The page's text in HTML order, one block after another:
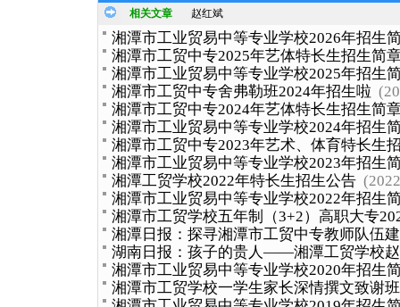
相关文章
赵红斌
湘潭市工业贸易中等专业学校2026年招生
湘潭市工贸中专2025年艺体特长生招生简
湘潭市工业贸易中等专业学校2025年招生
湘潭市工贸中专舍弗勒班2024年招生啦
湘潭市工贸中专2024年艺体特长生招生简
湘潭市工业贸易中等专业学校2024年招生
湘潭市工贸中专2023年艺术、体育特长生
湘潭市工业贸易中等专业学校2023年招生
湘潭工贸学校2022年特长生招生公告
湘潭市工业贸易中等专业学校2022年招生
湘潭市工贸学校五年制（3+2）高职大专
湘潭日报：探寻湘潭市工贸中专教师队伍
湖南日报：孩子的贵人——湘潭工贸学校
湘潭市工业贸易中等专业学校2020年招生
湘潭市工贸学校一学生家长深情撰文致谢